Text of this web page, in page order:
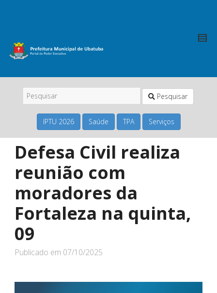
Pesquisar
IPTU 2026 Saúde TPA Serviços
Defesa Civil realiza
reunião com
moradores da
Fortaleza na quinta,
09
Publicado em 07/10/2025